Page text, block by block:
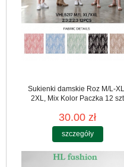
Sukienki damskie Roz M/L-
2XL, Mix Kolor Paczka 12 szt
30.00 zł
szczegóły